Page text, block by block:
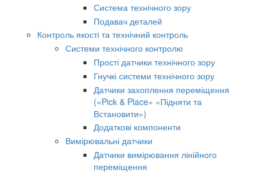
Система технічного зору
Подавач деталей
Контроль якості та технічний контроль
Системи технічного контролю
Прості датчики технічного зору
Гнучкі системи технічного зору
Датчики захоплення переміщення
(«Pick & Place» «Підняти та
Встановити»)
Додаткові компоненти
Вимірювальні датчики
Датчики вимірювання лінійного
переміщення